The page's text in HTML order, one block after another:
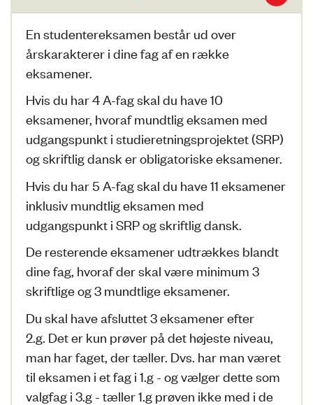
En studentereksamen består ud over
årskarakterer i dine fag af en række
eksamener.
Hvis du har 4 A-fag skal du have 10
eksamener, hvoraf mundtlig eksamen med
udgangspunkt i studieretningsprojektet (SRP)
og skriftlig dansk er obligatoriske eksamener.
Hvis du har 5 A-fag skal du have 11 eksamener
inklusiv mundtlig eksamen med
udgangspunkt i SRP og skriftlig dansk.
De resterende eksamener udtrækkes blandt
dine fag, hvoraf der skal være minimum 3
skriftlige og 3 mundtlige eksamener.
Du skal have afsluttet 3 eksamener efter
2.g. Det er kun prøver på det højeste niveau,
man har faget, der tæller. Dvs. har man været
til eksamen i et fag i 1.g - og vælger dette som
valgfag i 3.g - tæller 1.g prøven ikke med i de